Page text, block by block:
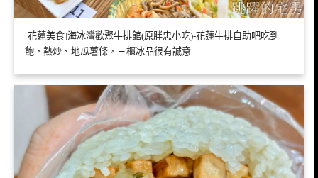
[花蓮美食]海冰灣歡聚牛排館(原胖忠小吃)-花蓮牛排自助吧吃到
飽，熱炒、地瓜薯條，三櫃冰品很有誠意